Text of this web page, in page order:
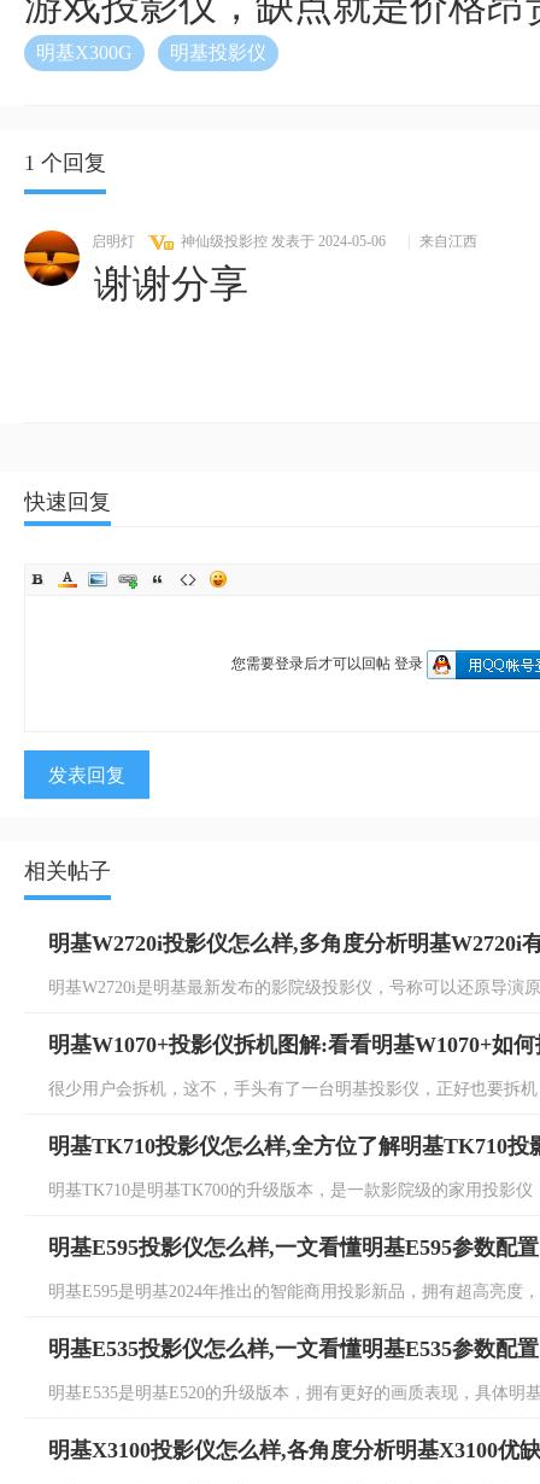
明基X300G 明基投影仪
1 个回复
启明灯 神仙级投影控 发表于 2024-05-06 来自江西
谢谢分享
快速回复
您需要登录后才可以回帖 登录
发表回复
相关帖子
明基W2720i投影仪怎么样,多角度分析明基W2720i
明基W2720i是明基最新发布的影院级投影仪，号称可以还原导演
明基W1070+投影仪拆机图解:看看明基W1070+如
很少用户会拆机，这不，手头有了一台明基投影仪，正好也要拆
明基TK710投影仪怎么样,全方位了解明基TK710投
明基TK710是明基TK700的升级版本，是一款影院级的家用投影
明基E595投影仪怎么样,一文看懂明基E595参数配置
明基E595是明基2024年推出的智能商用投影新品，拥有超高亮度
明基E535投影仪怎么样,一文看懂明基E535参数配置
明基E535是明基E520的升级版本，拥有更好的画质表现，具体明
明基X3100投影仪怎么样,各角度分析明基X3100优